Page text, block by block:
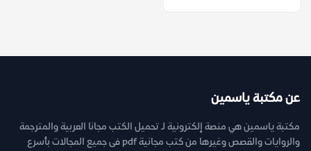
عن مكتبة ياسمين
مكتبة ياسمين هي منصة إلكترونية لـ تحميل الكتب مجانا العربية والمترجمة
والروايات والقصص وغيرها من كتب مجانية pdf فى جميع المجالات بأسرع